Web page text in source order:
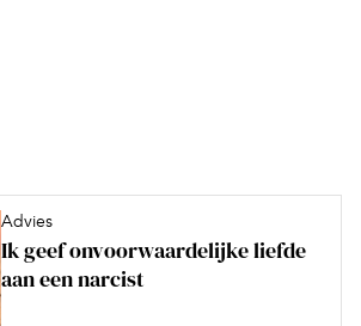
Advies
Ik geef onvoorwaardelijke liefde
aan een narcist